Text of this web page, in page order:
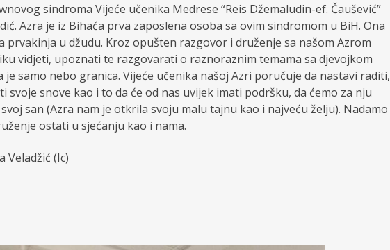
sindroma Vijeće učenika Medrese “Reis Džemaludin-ef. Čaušević”
Azra je iz Bihaća prva zaposlena osoba sa ovim sindromom u BiH. Ona
prvakinja u džudu. Kroz opušten razgovor i druženje sa našom Azrom
vidjeti, upoznati te razgovarati o raznoraznim temama sa djevojkom
je samo nebo granica. Vijeće učenika našoj Azri poručuje da nastavi raditi,
svoje snove kao i to da će od nas uvijek imati podršku, da ćemo za nju
san (Azra nam je otkrila svoju malu tajnu kao i najveću želju). Nadamo
ostati u sjećanju kao i nama.
Veladžić (Ic)